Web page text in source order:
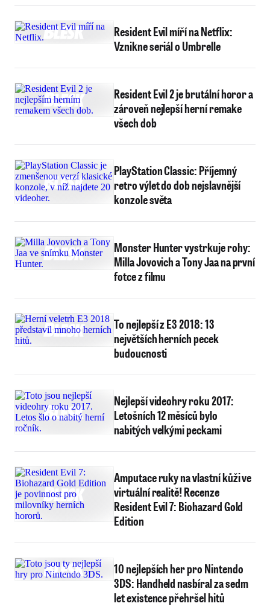
Resident Evil míří na Netflix:
Vznikne seriál o Umbrelle
Resident Evil 2 je brutální horor a
zároveň nejlepší herní remake
všech dob
PlayStation Classic: Příjemný
retro výlet do dob nejslavnější
konzole světa
Monster Hunter vystrkuje rohy:
Milla Jovovich a Tony Jaa na první
fotce z filmu
To nejlepší z E3 2018: 13
největších herních pecek
budoucnosti
Nejlepší videohry roku 2017:
Letošních 12 měsíců bylo
nabitých velkými peckami
Amputace ruky na vlastní kůži ve
virtuální realitě! Recenze
Resident Evil 7: Biohazard Gold
Edition
10 nejlepších her pro Nintendo
3DS: Handheld nasbíral za sedm
let existence přehršel hitů